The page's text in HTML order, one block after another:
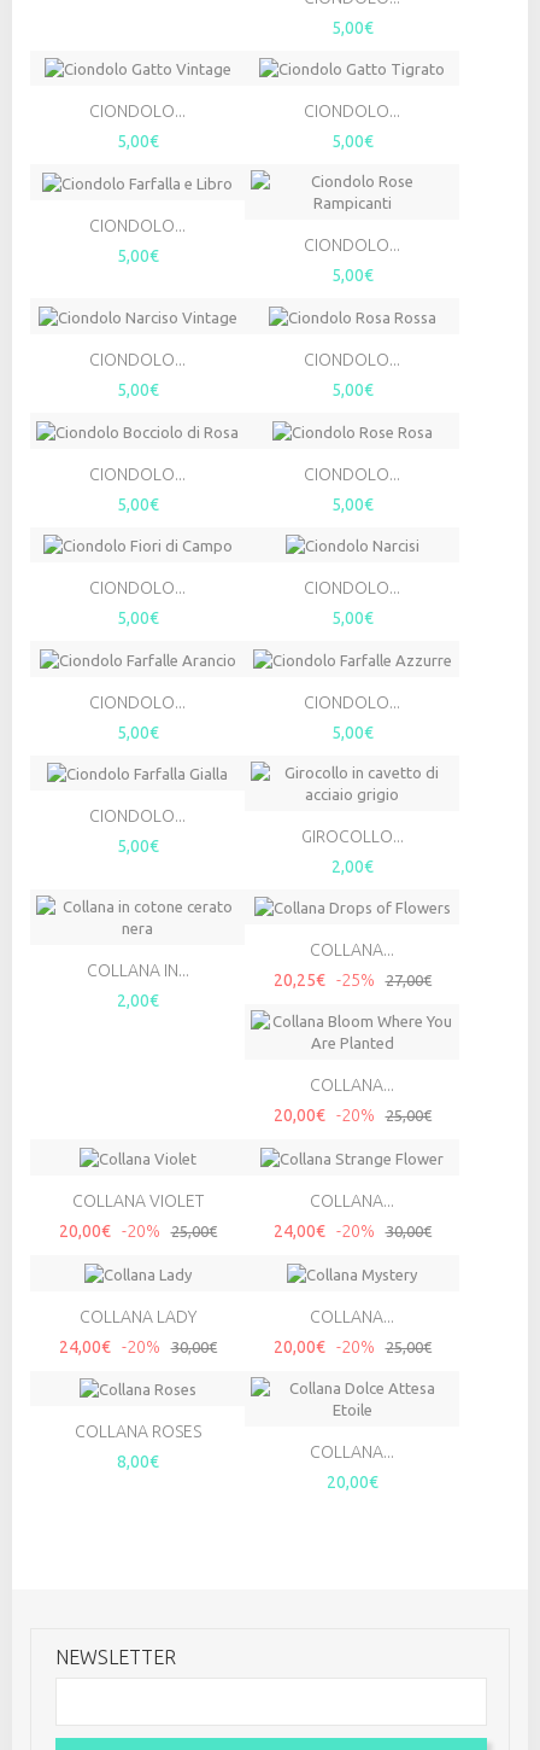
5,00€
CIONDOLO...
5,00€
CIONDOLO...
5,00€
CIONDOLO...
5,00€
CIONDOLO...
5,00€
CIONDOLO...
5,00€
CIONDOLO...
5,00€
CIONDOLO...
5,00€
CIONDOLO...
5,00€
CIONDOLO...
5,00€
CIONDOLO...
5,00€
CIONDOLO...
5,00€
CIONDOLO...
5,00€
CIONDOLO...
5,00€
GIROCOLLO...
2,00€
COLLANA IN...
2,00€
COLLANA...
20,25€ -25% 27,00€
COLLANA...
20,00€ -20% 25,00€
COLLANA VIOLET
20,00€ -20% 25,00€
COLLANA...
24,00€ -20% 30,00€
COLLANA LADY
24,00€ -20% 30,00€
COLLANA...
20,00€ -20% 25,00€
COLLANA ROSES
8,00€
COLLANA...
20,00€
NEWSLETTER